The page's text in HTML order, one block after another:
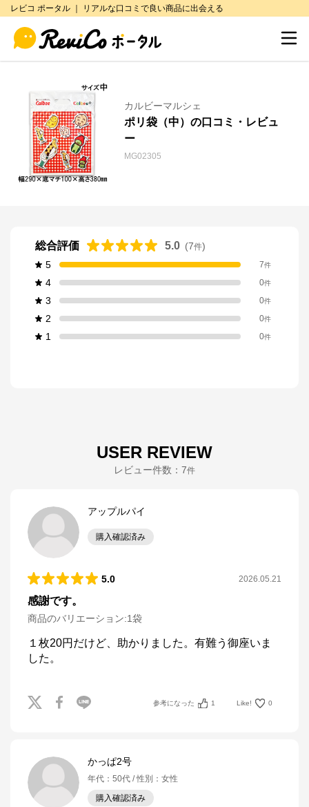
レビコ ポータル ｜ リアルな口コミで良い商品に出会える
カルビーマルシェ
ポリ袋（中）の口コミ・レビュ
ー
MG02305
総合評価 5.0 (7件)
5
7件
4 0件
3 0件
2 0件
1 0件
USER REVIEW
レビュー件数： 7件
アップルパイ
購入確認済み
5.0 2026.05.21
感謝です。
商品のバリエーション:1袋
１枚20円だけど、助かりました。有難う御座いま
した。
参考になった 1 Like! 0
かっぱ2号
年代 ： 50代 性別 ： 女性
購入確認済み